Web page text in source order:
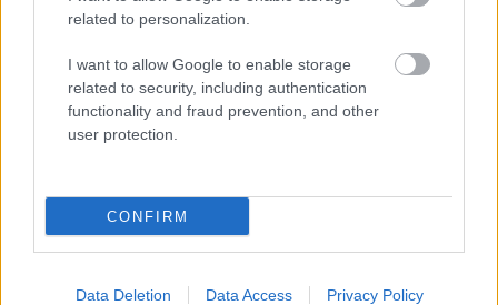
related to personalization.
I want to allow Google to enable storage
related to security, including authentication
functionality and fraud prevention, and other
user protection.
CONFIRM
Data Deletion Data Access Privacy Policy
ΟΠΕΚΑ: Μηνιαίο επίδομα έως 210
ευρώ - Πώς θα τα πάρετε
ευρώ – Ποια δικαιολογητικά
απαιτούνται